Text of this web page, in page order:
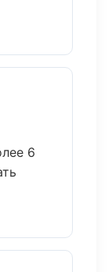
6